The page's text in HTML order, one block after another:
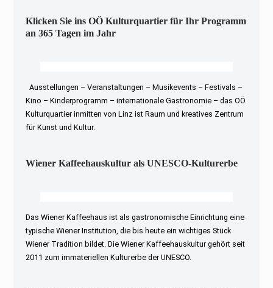
Klicken Sie ins OÖ Kulturquartier für Ihr Programm
an 365 Tagen im Jahr
Ausstellungen – Veranstaltungen – Musikevents – Festivals –
Kino – Kinderprogramm – internationale Gastronomie – das OÖ
Kulturquartier inmitten von Linz ist Raum und kreatives Zentrum
für Kunst und Kultur.
Wiener Kaffeehauskultur als UNESCO-Kulturerbe
Das Wiener Kaffeehaus ist als gastronomische Einrichtung eine
typische Wiener Institution, die bis heute ein wichtiges Stück
Wiener Tradition bildet. Die Wiener Kaffeehauskultur gehört seit
2011 zum immateriellen Kulturerbe der UNESCO.